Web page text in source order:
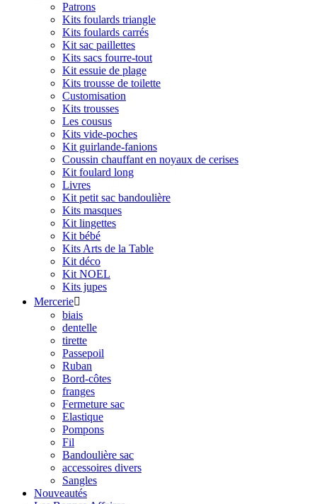
Patrons
Kits foulards triangle
Kits foulards carrés
Kit sac paillettes
Kits sacs fourre-tout
Kit essuie de plage
Kits trousse de toilette
Customisation
Kits trousses
Les cousus
Kits vide-poches
Kit guirlande-fanions
Coussin chauffant en noyaux de cerises
Kit foulard long
Livres
Kit petit sac bandoulière
Kits masques
Kit lingettes
Kit bébé
Kits Arts de la Table
Kit déco
Kit NOEL
Kits jupes
Mercerie
biais
dentelle
tirette
Passepoil
Ruban
Bord-côtes
franges
Fermeture sac
Elastique
Pompons
Fil
Bandoulière sac
accessoires divers
Sangles
Nouveautés